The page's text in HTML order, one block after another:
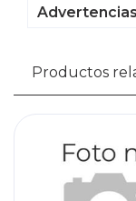
Productos